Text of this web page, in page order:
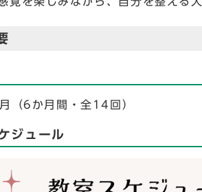
（6か月間・全14回）
ジュール